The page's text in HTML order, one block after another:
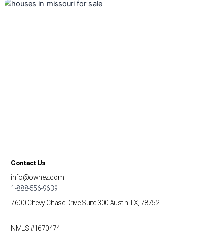
Contact Us
info@ownez.com
1-888-556-9639
7600 Chevy Chase DriveSuite 300 Austin TX, 78752
NMLS #1670474